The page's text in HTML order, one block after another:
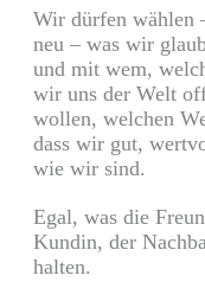
Wir dürfen wählen
neu – was wir
und mit wem,
wir uns der Welt
wollen, welchen
dass wir gut,
wie wir sind.
Egal, was die
Kundin, der
halten.